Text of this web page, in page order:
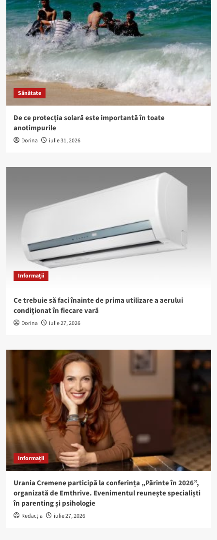
Sănătate
De ce protecția solară este importantă în toate
anotimpurile
Dorina iulie 31, 2026
Informații
Ce trebuie să faci înainte de prima utilizare a aerului
condiționat în fiecare vară
Dorina iulie 27, 2026
Informații
Urania Cremene participă la conferința „Părinte în 2026”,
organizată de Emthrive. Evenimentul reunește specialiști
în parenting și psihologie
Redacția iulie 27, 2026